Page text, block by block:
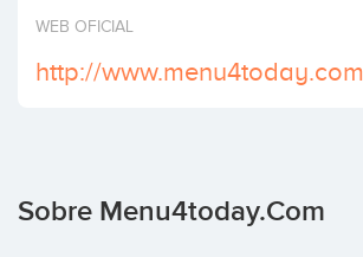
Invertir
WEB OFICIAL
http://www.menu4today.com
Sobre Menu4today.com